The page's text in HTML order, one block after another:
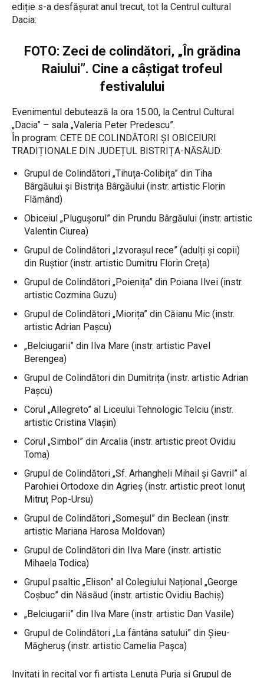
ediție s-a desfășurat anul trecut, tot la Centrul cultural
Dacia:
FOTO: Zeci de colindători, „În grădina
Raiului”. Cine a câștigat trofeul
festivalului
Evenimentul debutează la ora 15.00, la Centrul Cultural
„Dacia” – sala „Valeria Peter Predescu”.
În program: CETE DE COLINDĂTORI ȘI OBICEIURI
TRADIȚIONALE DIN JUDEȚUL BISTRIȚA-NĂSĂUD:
Grupul de Colindători „Tihuța-Colibița” din Tiha
Bârgăului și Bistrița Bârgăului (instr. artistic Florin
Flămând)
Obiceiul „Plugușorul” din Prundu Bârgăului (instr. artistic
Valentin Ciurea)
Grupul de Colindători „Izvorașul rece” (adulți și copii)
din Ruștior (instr. artistic Dumitru Florin Creța)
Grupul de Colindători „Poienița” din Poiana Ilvei (instr.
artistic Cozmina Guzu)
Grupul de Colindători „Miorița” din Căianu Mic (instr.
artistic Adrian Pașcu)
„Belciugarii” din Ilva Mare (instr. artistic Pavel
Berengea)
Grupul de Colindători din Dumitrița (instr. artistic Adrian
Pașcu)
Corul „Allegreto” al Liceului Tehnologic Telciu (instr.
artistic Cristina Vlașin)
Corul „Simbol” din Arcalia (instr. artistic preot Ovidiu
Toma)
Grupul de Colindători „Sf. Arhangheli Mihail și Gavril” al
Parohiei Ortodoxe din Agrieș (instr. artistic preot Ionuț
Mitruț Pop-Ursu)
Grupul de Colindători „Someșul” din Beclean (instr.
artistic Mariana Harosa Moldovan)
Grupul de Colindători din Ilva Mare (instr. artistic
Mihaela Todica)
Grupul psaltic „Elison” al Colegiului Național „George
Coșbuc” din Năsăud (instr. artistic Ovidiu Bachiș)
„Belciugarii” din Ilva Mare (instr. artistic Dan Vasile)
Grupul de Colindători „La fântâna satului” din Șieu-
Măgheruș (instr. artistic Camelia Pașca)
Invitați în recital vor fi artista Lenuța Purja și Grupul de